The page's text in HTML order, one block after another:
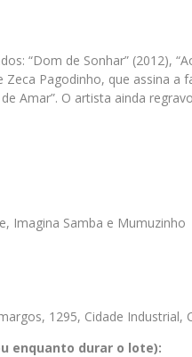
“Dom de Sonhar” (2012),
Pagodinho, que assina a
Amar”. O artista ainda
Imagina Samba e Mumuzinho
1295, Cidade Industrial,
enquanto durar o lote):